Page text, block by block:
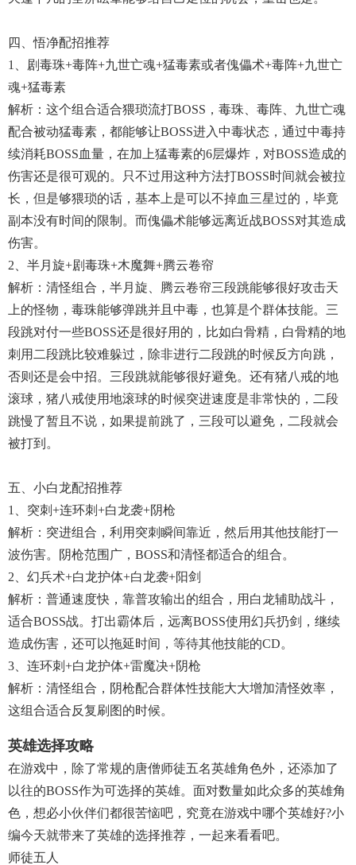
四、悟净配招推荐
1、剧毒珠+毒阵+九世亡魂+猛毒素或者傀儡术+毒阵+九世亡
魂+猛毒素
解析：这个组合适合猥琐流打BOSS，毒珠、毒阵、九世亡魂
配合被动猛毒素，都能够让BOSS进入中毒状态，通过中毒持
续消耗BOSS血量，在加上猛毒素的6层爆炸，对BOSS造成的
伤害还是很可观的。只不过用这种方法打BOSS时间就会被拉
长，但是够猥琐的话，基本上是可以不掉血三星过的，毕竟
副本没有时间的限制。而傀儡术能够远离近战BOSS对其造成
伤害。
2、半月旋+剧毒珠+木魔舞+腾云卷帘
解析：清怪组合，半月旋、腾云卷帘三段跳能够很好攻击天
上的怪物，毒珠能够弹跳并且中毒，也算是个群体技能。三
段跳对付一些BOSS还是很好用的，比如白骨精，白骨精的地
刺用二段跳比较难躲过，除非进行二段跳的时候反方向跳，
否则还是会中招。三段跳就能够很好避免。还有猪八戒的地
滚球，猪八戒使用地滚球的时候突进速度是非常快的，二段
跳慢了暂且不说，如果提前跳了，三段可以避免，二段就会
被打到。
五、小白龙配招推荐
1、突刺+连环刺+白龙袭+阴枪
解析：突进组合，利用突刺瞬间靠近，然后用其他技能打一
波伤害。阴枪范围广，BOSS和清怪都适合的组合。
2、幻兵术+白龙护体+白龙袭+阳剑
解析：普通速度快，靠普攻输出的组合，用白龙辅助战斗，
适合BOSS战。打出霸体后，远离BOSS使用幻兵扔剑，继续
造成伤害，还可以拖延时间，等待其他技能的CD。
3、连环刺+白龙护体+雷魔决+阴枪
解析：清怪组合，阴枪配合群体性技能大大增加清怪效率，
这组合适合反复刷图的时候。
英雄选择攻略
在游戏中，除了常规的唐僧师徒五名英雄角色外，还添加了
以往的BOSS作为可选择的英雄。面对数量如此众多的英雄角
色，想必小伙伴们都很苦恼吧，究竟在游戏中哪个英雄好?小
编今天就带来了英雄的选择推荐，一起来看看吧。
师徒五人